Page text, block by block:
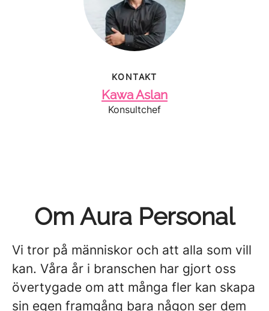
KONTAKT
Kawa Aslan
Konsultchef
Om Aura Personal
Vi tror på människor och att alla som vill
kan. Våra år i branschen har gjort oss
övertygade om att många fler kan skapa
sin egen framgång bara någon ser dem